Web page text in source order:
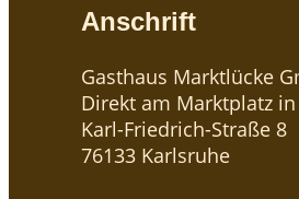
Anschrift
Gasthaus Marktlücke
Direkt am Marktplatz
Karl-Friedrich-Straße 8
76133 Karlsruhe